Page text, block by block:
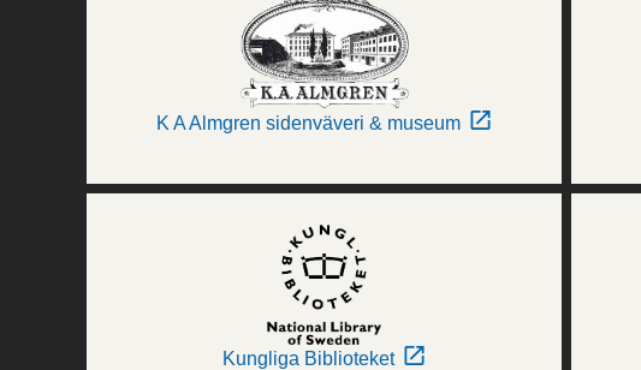
K A Almgren sidenväveri & museum
Kungliga Biblioteket